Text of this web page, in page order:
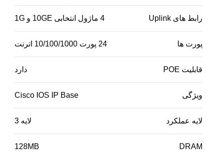
رابط های Uplink 4 ماژول انتخابی 10GE و 1G
پورت ها 24 پورت 10/100/1000 اترنت
قابلیت POE دارد
ویژگی Cisco IOS IP Base
لایه عملکرد لایه 3
DRAM
128MB